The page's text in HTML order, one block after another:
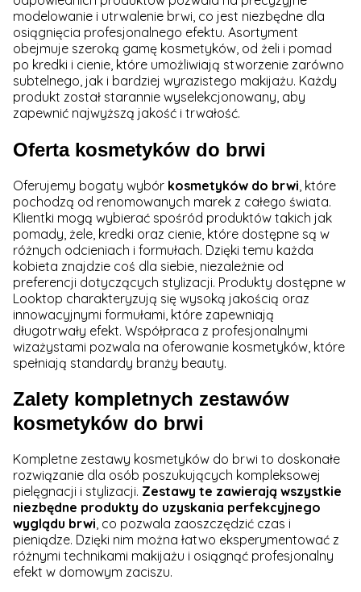
modelowanie i utrwalenie brwi, co jest niezbędne dla
osiągnięcia profesjonalnego efektu. Asortyment
obejmuje szeroką gamę kosmetyków, od żeli i pomad
po kredki i cienie, które umożliwiają stworzenie zarówno
subtelnego, jak i bardziej wyrazistego makijażu. Każdy
produkt został starannie wyselekcjonowany, aby
zapewnić najwyższą jakość i trwałość.
Oferta kosmetyków do brwi
Oferujemy bogaty wybór kosmetyków do brwi , które
pochodzą od renomowanych marek z całego świata.
Klientki mogą wybierać spośród produktów takich jak
pomady, żele, kredki oraz cienie, które dostępne są w
różnych odcieniach i formułach. Dzięki temu każda
kobieta znajdzie coś dla siebie, niezależnie od
preferencji dotyczących stylizacji. Produkty dostępne w
Looktop charakteryzują się wysoką jakością oraz
innowacyjnymi formułami, które zapewniają
długotrwały efekt. Współpraca z profesjonalnymi
wizażystami pozwala na oferowanie kosmetyków, które
spełniają standardy branży beauty.
Zalety kompletnych zestawów
kosmetyków do brwi
Kompletne zestawy kosmetyków do brwi to doskonałe
rozwiązanie dla osób poszukujących kompleksowej
pielęgnacji i stylizacji. Zestawy te zawierają wszystkie
niezbędne produkty do uzyskania perfekcyjnego
wyglądu brwi, co pozwala zaoszczędzić czas i
pieniądze. Dzięki nim można łatwo eksperymentować z
różnymi technikami makijażu i osiągnąć profesjonalny
efekt w domowym zaciszu.